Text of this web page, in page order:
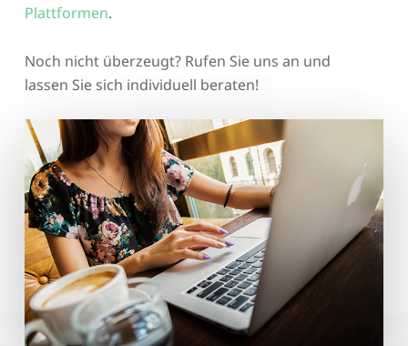
Plattformen.
Noch nicht überzeugt? Rufen Sie uns an und
lassen Sie sich individuell beraten!